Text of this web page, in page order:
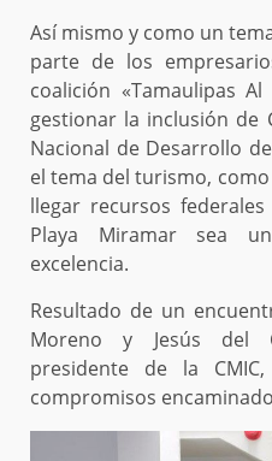
Así mismo y como un
parte de los
coalición «Tamaulipas
gestionar la inclusión de
Nacional de Desarrollo
el tema del turismo,
llegar recursos
Playa Miramar sea
excelencia.
Resultado de un
Moreno y Jesús del
presidente de la
compromisos